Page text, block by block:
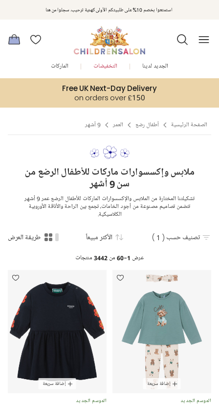
استمتعوا بخصم 10% على طلبيتكم الأولى كهدية ترحيب. سجلوا من هنا
مكافآت تشلدرن صالون | اجمعوا النقاط مع كل عملية شراء لتحصلوا على هدايا حصرية وعروض مصممة خصيصا لتلبي
متطلباتكم
Free UK Next-Day Delivery
on orders over £150
الجديد لدينا التخفيضات الماركات
الصفحة الرئيسية أطفال رضع العمر 9 أشهر
ملابس وإكسسوارات ماركات للأطفال الرضع من
سن 9 أشهر
تشكيلتنا المختارة من الملابس والإكسسوارات الماركات للأطفال الرضع عمر 9 أشهر
تتضمن تصاميم مصنوعة من أجود الخامات، تجمع بين الراحة والأناقة الأوروبية
الكلاسيكية.
تصنيف حسب ( 1 ) الأكثر مبيعاً طريقة العرض
عرض 1-60 من 3442 منتجات
إضافة سريعة
الموسم الجديد
إضافة سريعة
الموسم الجديد